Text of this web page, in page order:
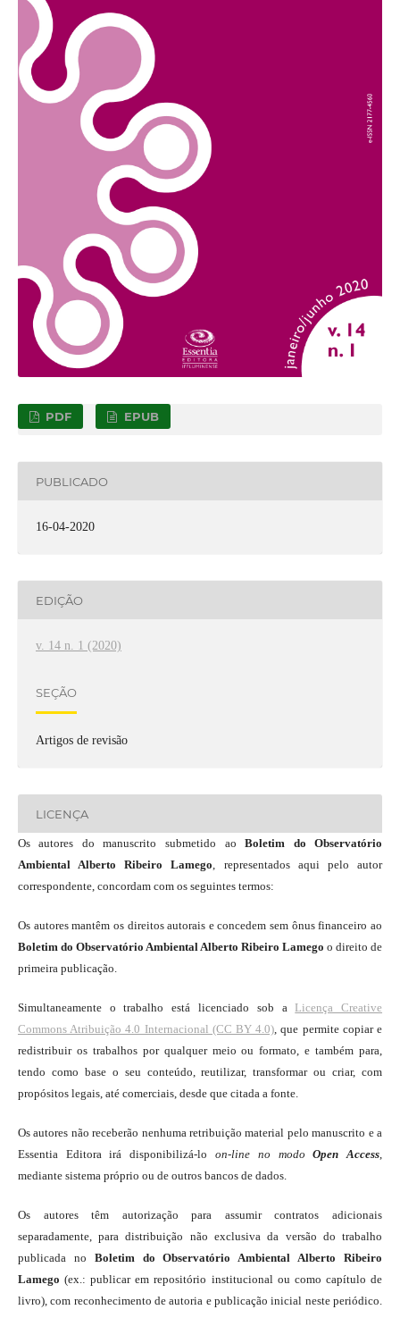
PDF EPUB
PUBLICADO
16-04-2020
EDIÇÃO
v. 14 n. 1 (2020)
SEÇÃO
Artigos de revisão
LICENÇA
Os autores do manuscrito submetido aoBoletim do Observatório
Ambiental Alberto Ribeiro Lamego, representados aqui pelo autor
correspondente, concordam com os seguintes termos:
Os autores mantêm os direitos autorais e concedem sem ônus financeiro ao
Boletim do Observatório Ambiental Alberto Ribeiro Lamegoo direito de
primeira publicação.
Simultaneamente o trabalho está licenciado sob a Licença Creative
Commons Atribuição 4.0 Internacional (CC BY 4.0), que permite copiar e
redistribuir os trabalhos por qualquer meio ou formato, e também para,
tendo como base o seu conteúdo, reutilizar, transformar ou criar, com
propósitos legais, até comerciais, desde que citada a fonte.
Os autores não receberão nenhuma retribuição material pelo manuscrito e a
Essentia Editora irá disponibilizá-lo on-line no modo Open Access,
mediante sistema próprio ou de outros bancos de dados.
Os autores têm autorização para assumir contratos adicionais
separadamente, para distribuição não exclusiva da versão do trabalho
publicada no Boletim do Observatório Ambiental Alberto Ribeiro
Lamego (ex.: publicar em repositório institucional ou como capítulo de
livro), com reconhecimento de autoria e publicação inicial neste periódico.